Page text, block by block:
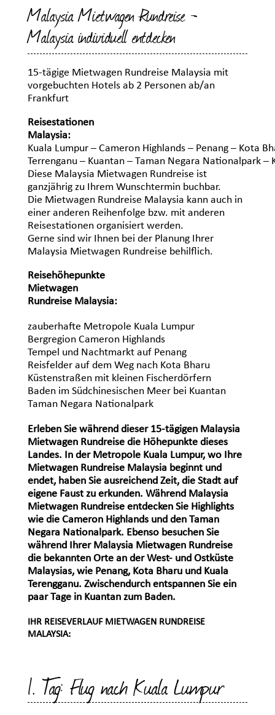
Malaysia Mietwagen Rundreise -
Malaysia individuell entdecken
15-tägige Mietwagen Rundreise Malaysia mit
vorgebuchten Hotels ab 2 Personen ab/an
Frankfurt
Reisestationen
Malaysia:
Kuala Lumpur – Cameron Highlands – Penang – Kota
Terrenganu – Kuantan – Taman Negara Nationalpark –
Diese Malaysia Mietwagen Rundreise ist
ganzjährig zu Ihrem Wunschtermin buchbar.
Die Mietwagen Rundreise Malaysia kann auch in
einer anderen Reihenfolge bzw. mit anderen
Reisestationen organisiert werden.
Gerne sind wir Ihnen bei der Planung Ihrer
Malaysia Mietwagen Rundreise behilflich.
Reisehöhepunkte
Mietwagen
Rundreise Malaysia:
zauberhafte Metropole Kuala Lumpur
Bergregion Cameron Highlands
Tempel und Nachtmarkt auf Penang
Reisfelder auf dem Weg nach Kota Bharu
Küstenstraßen mit kleinen Fischerdörfern
Baden im Südchinesischen Meer bei Kuantan
Taman Negara Nationalpark
Erleben Sie während dieser 15-tägigen Malaysia
Mietwagen Rundreise die Höhepunkte dieses
Landes. In der Metropole Kuala Lumpur, wo Ihre
Mietwagen Rundreise Malaysia beginnt und
endet, haben Sie ausreichend Zeit, die Stadt auf
eigene Faust zu erkunden. Während Malaysia
Mietwagen Rundreise entdecken Sie Highlights
wie die Cameron Highlands und den Taman
Negara Nationalpark. Ebenso besuchen Sie
während Ihrer Malaysia Mietwagen Rundreise
die bekannten Orte an der West- und Ostküste
Malaysias, wie Penang, Kota Bharu und Kuala
Terengganu. Zwischendurch entspannen Sie ein
paar Tage in Kuantan zum Baden.
IHR REISEVERLAUF MIETWAGEN RUNDREISE
MALAYSIA:
1. Tag: Flug nach Kuala Lumpur